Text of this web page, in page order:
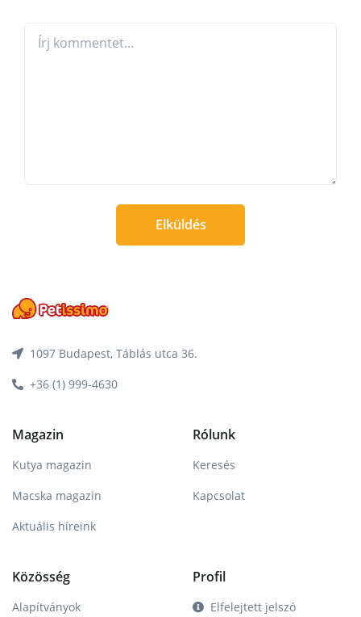
Elküldés
1097 Budapest, Táblás utca 36.
+36 (1) 999-4630
Magazin
Kutya magazin
Macska magazin
Aktuális híreink
Rólunk
Keresés
Kapcsolat
Közösség
Alapítványok
Profil
Elfelejtett jelszó